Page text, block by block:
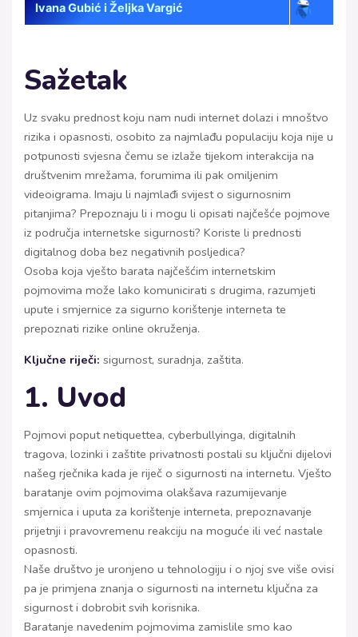
Ivana Gubić i Željka Vargić
Sažetak
Uz svaku prednost koju nam nudi internet dolazi i mnoštvo
rizika i opasnosti, osobito za najmlađu populaciju koja nije u
potpunosti svjesna čemu se izlaže tijekom interakcija na
društvenim mrežama, forumima ili pak omiljenim
videoigrama. Imaju li najmlađi svijest o sigurnosnim
pitanjima? Prepoznaju li i mogu li opisati najčešće pojmove
iz područja internetske sigurnosti? Koriste li prednosti
digitalnog doba bez negativnih posljedica?
Osoba koja vješto barata najčešćim internetskim
pojmovima može lako komunicirati s drugima, razumjeti
upute i smjernice za sigurno korištenje interneta te
prepoznati rizike online okruženja.
Ključne riječi: sigurnost, suradnja, zaštita.
1. Uvod
Pojmovi poput netiquettea, cyberbullyinga, digitalnih
tragova, lozinki i zaštite privatnosti postali su ključni dijelovi
našeg rječnika kada je riječ o sigurnosti na internetu. Vješto
baratanje ovim pojmovima olakšava razumijevanje
smjernica i uputa za korištenje interneta, prepoznavanje
prijetnji i pravovremenu reakciju na moguće ili već nastale
opasnosti.
Naše društvo je uronjeno u tehnologiju i o njoj sve više ovisi
pa je primjena znanja o sigurnosti na internetu ključna za
sigurnost i dobrobit svih korisnika.
Baratanje navedenim pojmovima zamislile smo kao